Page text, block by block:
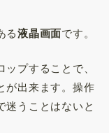
る液晶画面です。
プすることで、
が出来ます。操作
迷うことはないと